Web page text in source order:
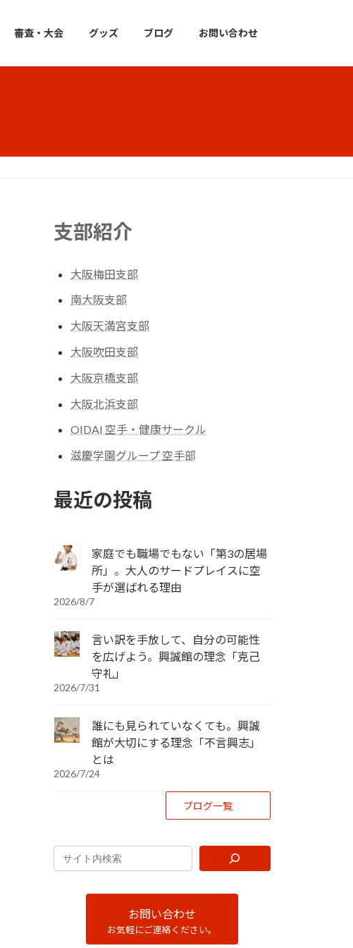
審査・大会 グッズ ブログ お問い合わせ
支部紹介
大阪梅田支部
南大阪支部
大阪天満宮支部
大阪吹田支部
大阪京橋支部
大阪北浜支部
OIDAI 空手・健康サークル
滋慶学園グループ 空手部
最近の投稿
家庭でも職場でもない「第3の居場
所」。大人のサードプレイスに空
手が選ばれる理由
2026/8/7
言い訳を手放して、自分の可能性
を広げよう。興誠館の理念「克己
守礼」
2026/7/31
誰にも見られていなくても。興誠
館が大切にする理念「不言興志」
とは
2026/7/24
ブログ一覧
お問い合わせ
お気軽にご連絡ください。